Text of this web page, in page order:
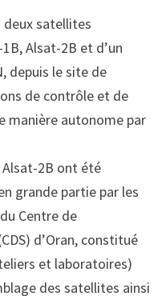
deux satellites
Alsat-2B et d’un
depuis le site de
de contrôle et de
manière autonome par
2B ont été
grande partie par les
Centre de
d’Oran, constitué
et laboratoires)
des satellites ainsi